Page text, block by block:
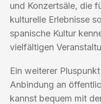
und Konzertsäle, die
kulturelle Erlebnisse
spanische Kultur
vielfältigen
Ein weiterer
Anbindung an
kannst bequem mit